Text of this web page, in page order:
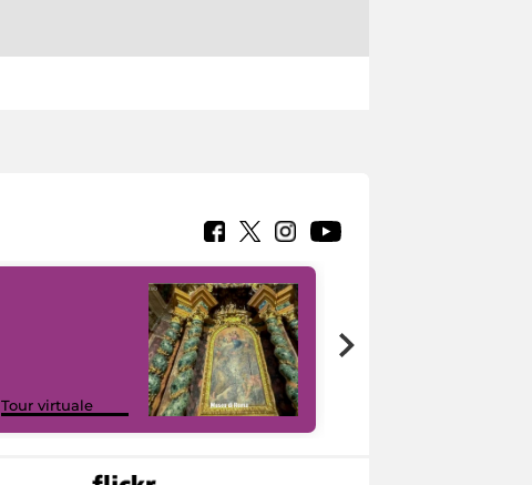
Tour virtuale